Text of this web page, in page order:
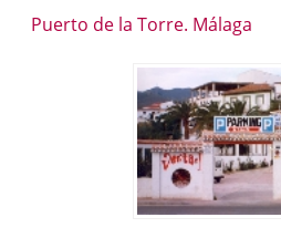
Puerto de la Torre. Málaga